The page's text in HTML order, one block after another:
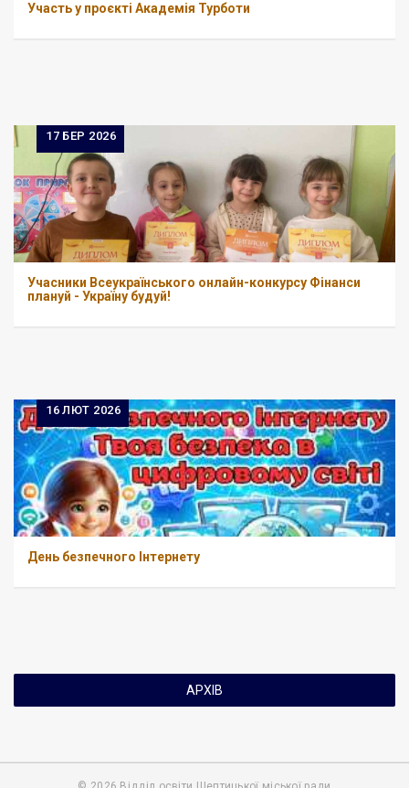
Участь у проєкті Академія Турботи
17 БЕР 2026
Учасники Всеукраїнського онлайн-конкурсу Фінанси
плануй - Україну будуй!
16 ЛЮТ 2026
День безпечного Інтернету
АРХІВ